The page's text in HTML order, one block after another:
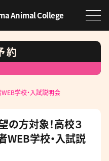
Animal College
約
学校・入試説明会
の方対象！高校３
WEB学校・入試説